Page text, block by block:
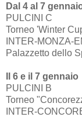
Dal 4 al 7
PULCINI C
Torneo 'Winter
INTER-MONZA-
Palazzetto dello
Il 6 e il 7 gennaio
PULCINI B
Torneo
INTER-